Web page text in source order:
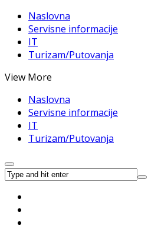
Naslovna
Servisne informacije
IT
Turizam/Putovanja
View More
Naslovna
Servisne informacije
IT
Turizam/Putovanja